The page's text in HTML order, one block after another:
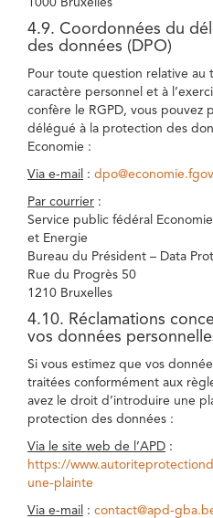
1000 Bruxelles
4.9. Coordonnées du
des données (DPO)
Pour toute question relative au
caractère personnel et à
confère le RGPD, vous pouvez
délégué à la protection des
Economie :
Via e-mail :
Par courrier :
Service public fédéral
et Energie
Bureau du Président – Data
Rue du Progrès 50
1210 Bruxelles
4.10. Réclamations
vos données
Si vous estimez que vos
traitées conformément aux
avez le droit d’introduire une
protection des données :
Via le site web de l’APD :
https://
une-plainte
Via e-mail : contact@apd-